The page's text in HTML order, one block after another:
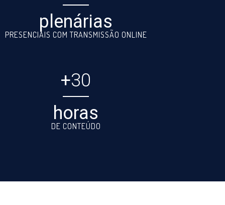
plenárias
PRESENCIAIS COM TRANSMISSÃO ONLINE
+30
horas
DE CONTEÚDO